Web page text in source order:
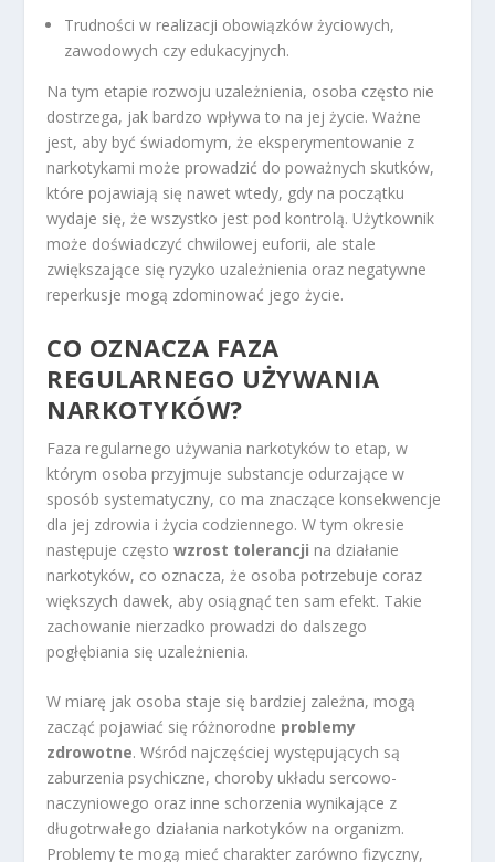
Trudności w realizacji obowiązków życiowych,
zawodowych czy edukacyjnych.
Na tym etapie rozwoju uzależnienia, osoba często nie
dostrzega, jak bardzo wpływa to na jej życie. Ważne
jest, aby być świadomym, że eksperymentowanie z
narkotykami może prowadzić do poważnych skutków,
które pojawiają się nawet wtedy, gdy na początku
wydaje się, że wszystko jest pod kontrolą. Użytkownik
może doświadczyć chwilowej euforii, ale stale
zwiększające się ryzyko uzależnienia oraz negatywne
reperkusje mogą zdominować jego życie.
CO OZNACZA FAZA
REGULARNEGO UŻYWANIA
NARKOTYKÓW?
Faza regularnego używania narkotyków to etap, w
którym osoba przyjmuje substancje odurzające w
sposób systematyczny, co ma znaczące konsekwencje
dla jej zdrowia i życia codziennego. W tym okresie
następuje częstowzrost tolerancji na działanie
narkotyków, co oznacza, że osoba potrzebuje coraz
większych dawek, aby osiągnąć ten sam efekt. Takie
zachowanie nierzadko prowadzi do dalszego
pogłębiania się uzależnienia.
W miarę jak osoba staje się bardziej zależna, mogą
zacząć pojawiać się różnorodne problemy
zdrowotne. Wśród najczęściej występujących są
zaburzenia psychiczne, choroby układu sercowo-
naczyniowego oraz inne schorzenia wynikające z
długotrwałego działania narkotyków na organizm.
Problemy te mogą mieć charakter zarówno fizyczny,